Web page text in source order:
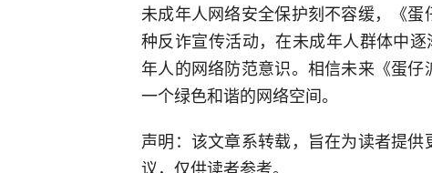
未成年人网络安全保护刻不容缓，《
种反诈宣传活动，在未成年人群体中
年人的网络防范意识。相信未来《蛋
一个绿色和谐的网络空间。
声明：该文章系转载，旨在为读者提
议，仅供读者参考。